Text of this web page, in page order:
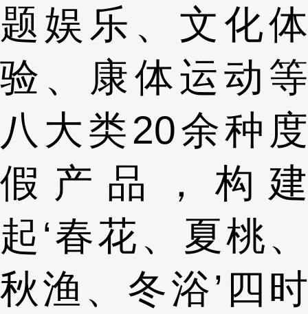
题娱乐、文化体
验、康体运动等
八大类20余种度
假产品，构建
起‘春花、夏桃、
秋渔、冬浴’四时